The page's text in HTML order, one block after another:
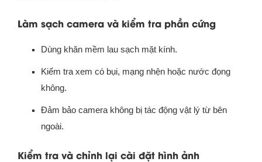
Làm sạch camera và kiểm tra phần cứng
Dùng khăn mềm lau sạch mặt kính.
Kiểm tra xem có bụi, mạng nhện hoặc nước đọng
không.
Đảm bảo camera không bị tác động vật lý từ bên
ngoài.
Kiểm tra và chỉnh lại cài đặt hình ảnh